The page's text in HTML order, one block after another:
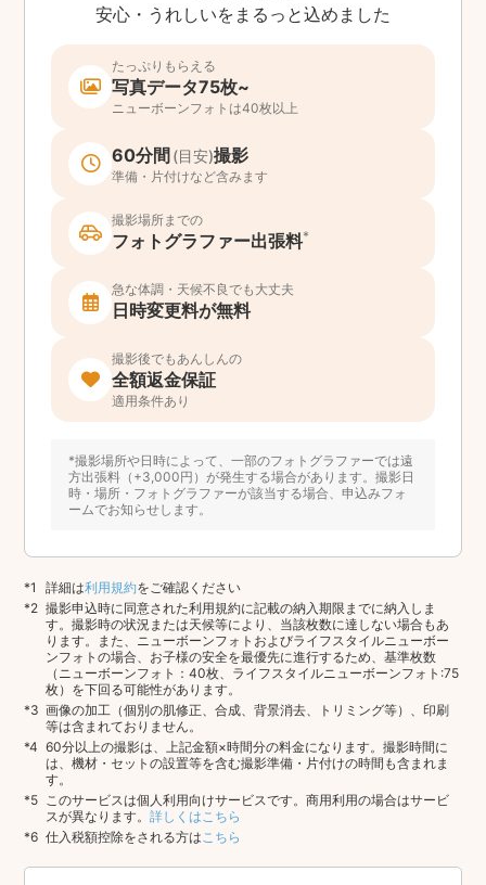
安心・うれしいをまるっと込めました
たっぷりもらえる
写真データ75枚~
ニューボーンフォトは40枚以上
60分間 (目安)撮影
準備・片付けなど含みます
撮影場所までの
フォトグラファー出張料*
急な体調・天候不良でも大丈夫
日時変更料が無料
撮影後でもあんしんの
全額返金保証
適用条件あり
*撮影場所や日時によって、一部のフォトグラファーでは遠
方出張料（+3,000円）が発生する場合があります。撮影日
時・場所・フォトグラファーが該当する場合、申込みフォ
ームでお知らせします。
詳細は利用規約をご確認ください
撮影申込時に同意された利用規約に記載の納入期限までに納入しま
す。撮影時の状況または天候等により、当該枚数に達しない場合もあ
ります。また、ニューボーンフォトおよびライフスタイルニューボー
ンフォトの場合、お子様の安全を最優先に進行するため、基準枚数
（ニューボーンフォト：40枚、ライフスタイルニューボーンフォト:75
枚）を下回る可能性があります。
画像の加工（個別の肌修正、合成、背景消去、トリミング等）、印刷
等は含まれておりません。
60分以上の撮影は、上記金額×時間分の料金になります。撮影時間に
は、機材・セットの設置等を含む撮影準備・片付けの時間も含まれま
す。
このサービスは個人利用向けサービスです。商用利用の場合はサービ
スが異なります。詳しくはこちら
仕入税額控除をされる方は こちら